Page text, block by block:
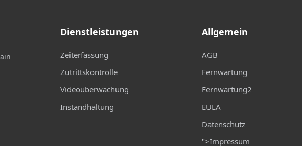
Dienstleistungen
Zeiterfassung
Zutrittskontrolle
Videoüberwachung
Instandhaltung
Allgemein
AGB
Fernwartung
Fernwartung2
EULA
Datenschutz
">Impressum